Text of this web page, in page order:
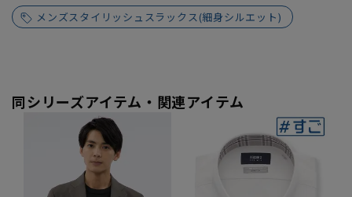
メンズスタイリッシュスラックス(細身シルエット)
同シリーズアイテム・関連アイテム